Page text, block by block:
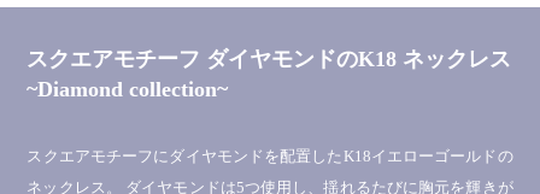
スクエアモチーフ ダイヤモンドのK18 ネックレス
~Diamond collection~
スクエアモチーフにダイヤモンドを配置したK18イエローゴールドの
ネックレス。 ダイヤモンドは5つ使用し、揺れるたびに胸元を輝きが